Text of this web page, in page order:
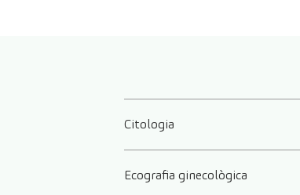
Citologia
Ecografia ginecològica